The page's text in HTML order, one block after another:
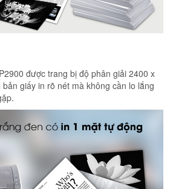
được trang bị độ phân giải 2400 x
giấy in rõ nét mà không cần lo lắng